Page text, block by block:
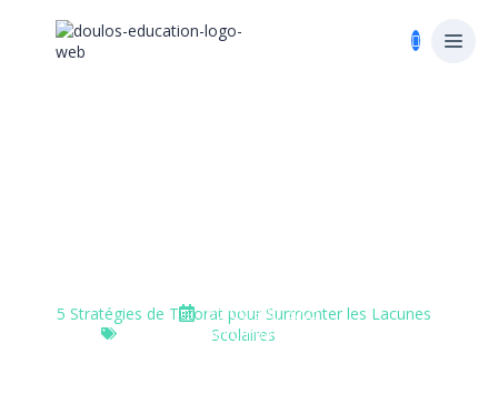
5 Stratégies de Tutorat pour Surmonter les Lacunes
Scolaires
octobre 9, 2025
Tutorat et accompagnement scolaire